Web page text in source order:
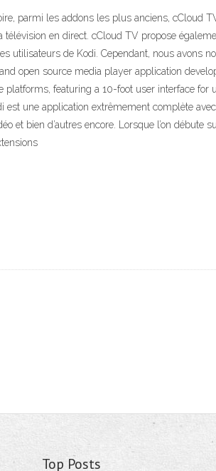
parmi les addons les plus anciens, cCloud
en direct. cCloud TV propose
utilisateurs de Kodi. Cependant, nous avons
open source media player application
featuring a 10-foot user interface for
une application extrêmement complète
bien d’autres encore. Lorsque l’on débute
Top Posts